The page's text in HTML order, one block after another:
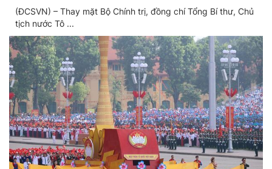
(ĐCSVN) – Thay mặt Bộ Chính trị, đồng chí Tổng Bí thư, Chủ
tịch nước Tô ...